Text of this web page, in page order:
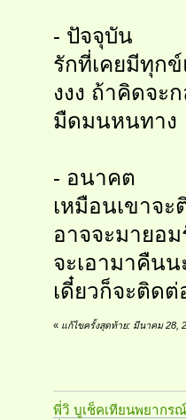
- ปัจจุบัน
รักที่เคยมีทุก
งงง ถ้าคิดจ
มืดมนหนทาง
- อนาคต
เหมือนเขาจ
อาจจะมายอ
จะเอามาคืนน
เดี๋ยวก็จะติด
« แก้ไขครั้งสุดท้าย: มีนาคม 28,
พี่วิ บูเช็คเทียนพยากร